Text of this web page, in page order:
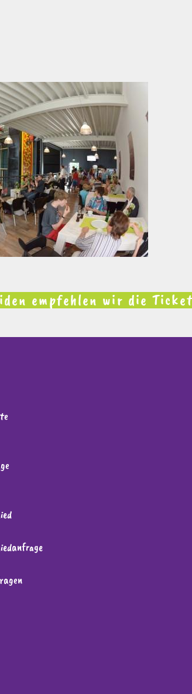
empfehlen wir die